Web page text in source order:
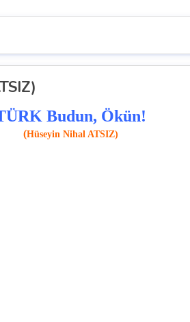
Budun, Ökün!
(Hüseyin Nihal ATSIZ)